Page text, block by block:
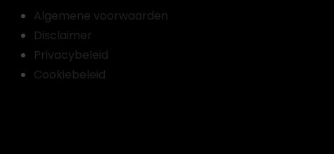
Algemene voorwaarden
Disclaimer
Privacybeleid
Cookiebeleid